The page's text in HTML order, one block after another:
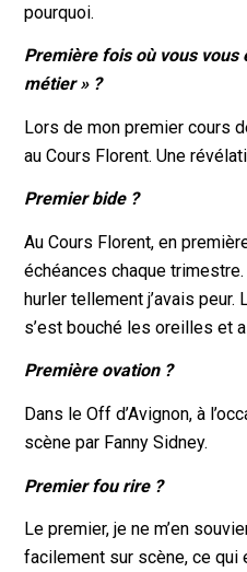
pourquoi.
Première fois où vous vous
métier»?
Lors de mon premier cours
au Cours Florent. Une
Premier bide ?
Au Cours Florent, en
échéances chaque
hurler tellement j’avais peur.
s’est bouché les oreilles et
Première ovation ?
Dans le Off d’Avignon, à
scène par Fanny Sidney.
Premier fou rire ?
Le premier, je ne m’en
facilement sur scène, ce qui